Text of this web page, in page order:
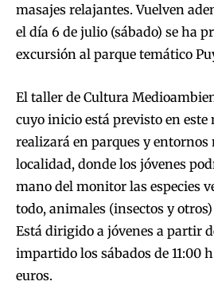
masajes relajantes. Vuelven
el día 6 de julio (sábado) se ha
excursión al parque temático
El taller de Cultura
cuyo inicio está previsto en este
realizará en parques y entornos
localidad, donde los jóvenes
mano del monitor las especies
todo, animales (insectos y
Está dirigido a jóvenes a partir
impartido los sábados de 11:00
euros.